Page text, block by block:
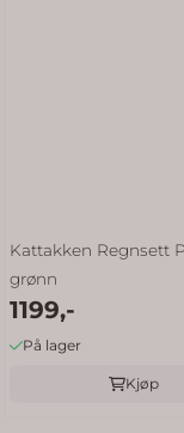
Kattakken Regnsett
grønn
1199,-
På lager
Kjøp